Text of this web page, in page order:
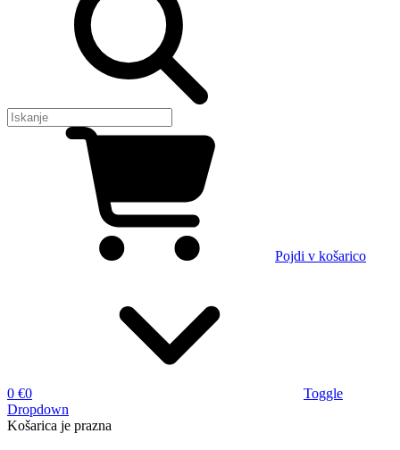
Pojdi v košarico
0 €0
Toggle
Dropdown
Košarica je prazna